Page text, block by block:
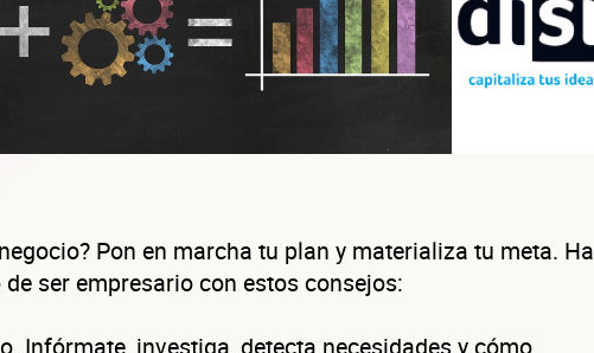
Pon en marcha tu plan y materializa tu meta. Ha
ser empresario con estos consejos:
Infórmate, investiga, detecta necesidades y cómo